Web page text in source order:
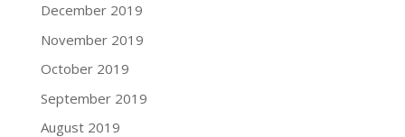
December 2019
November 2019
October 2019
September 2019
August 2019